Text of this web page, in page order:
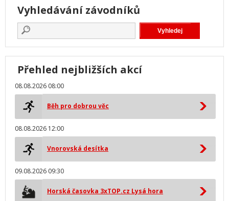
Vyhledávání závodníků
Přehled nejbližších akcí
08.08.2026 08:00
Běh pro dobrou věc
08.08.2026 12:00
Vnorovská desítka
09.08.2026 09:30
Horská časovka 3xTOP.cz Lysá hora